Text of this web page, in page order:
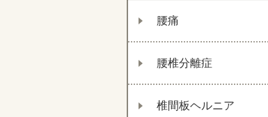
腰痛
腰椎分離症
椎間板ヘルニア